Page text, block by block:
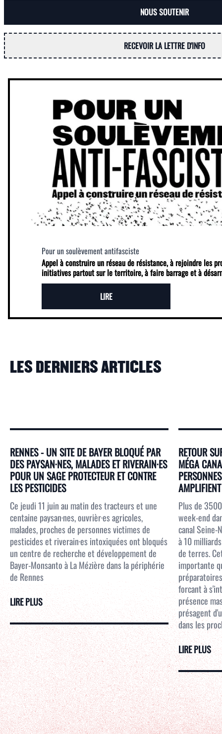
NOUS SOUTENIR
RECEVOIR LA LETTRE D'INFO
Pour un soulèvement antifasciste
Appel à construire un réseau de résistance, à rejoindre les
initiatives partout sur le territoire, à faire barrage et à
LIRE
LES DERNIERS ARTICLES
RENNES - UN SITE DE BAYER BLOQUÉ PAR
DES PAYSAN·NES, MALADES ET RIVERAIN·ES
POUR UN SAGE PROTECTEUR ET CONTRE
LES PESTICIDES
Ce jeudi 11 juin au matin des tracteurs et une
centaine paysan·nes, ouvrièr·es agricoles,
malades, proches de personnes victimes de
pesticides et riverain·es intoxiquées ont bloqués
un centre de recherche et développement de
Bayer-Monsanto à La Mézière dans la périphérie
de Rennes
LIRE PLUS
RETOUR
MÉGA
Plus de
week-end
canal Seine-
à 10
de terres.
importante
forcant à
présence
présagent
dans les
LIRE PLUS